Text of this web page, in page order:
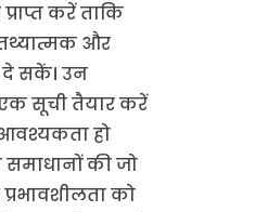
करें ताकि
और
दे सकें। उन
सूची तैयार करें
हो
की जो
को